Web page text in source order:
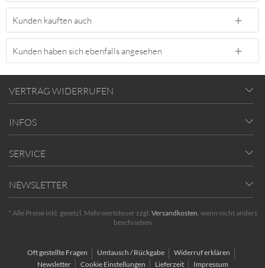
Kunden kauften auch
Kunden haben sich ebenfalls angesehen
VERTRAG WIDERRUFEN
INFOS
SERVICE
NEWSLETTER
* Alle Preise inkl. gesetzl. Mehrwertsteuer zzgl. Versandkosten, wenn nicht anders
beschrieben
Oft gestellte Fragen Umtausch / Rückgabe
Widerruf erklären
Newsletter
Cookie Einstellungen Lieferzeit Impressum